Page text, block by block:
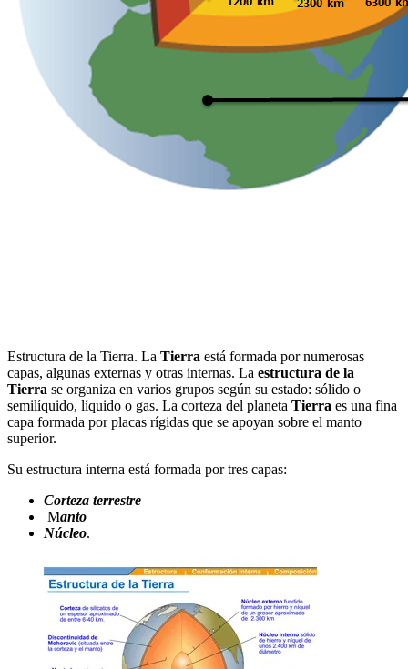
Estructura de la Tierra. La Tierra está formada por numerosas
capas, algunas externas y otras internas. La estructura de la
Tierra se organiza en varios grupos según su estado: sólido o
semilíquido, líquido o gas. La corteza del planeta Tierra es una fina
capa formada por placas rígidas que se apoyan sobre el manto
superior.
Su estructura interna está formada por tres capas:
Corteza terrestre
Manto
Núcleo.